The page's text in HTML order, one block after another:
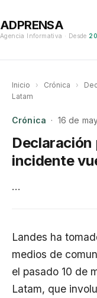
ADPRENSA
Agencia Informativa · Desde
Inicio › Crónica ›
Latam
Crónica · 16 de
Declaración
incidente
…
Landes ha
medios de
el pasado 10 de
Latam, que